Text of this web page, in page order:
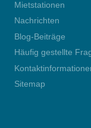
Mietstationen
Nachrichten
Blog-Beiträge
Häufig gestellte
Sitemap